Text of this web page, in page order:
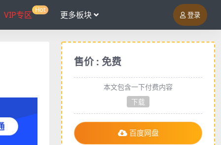
VIP专区 Hot 更多板块 登录
售价 : 免费
本文包含一下付费内容
下载
百度网盘